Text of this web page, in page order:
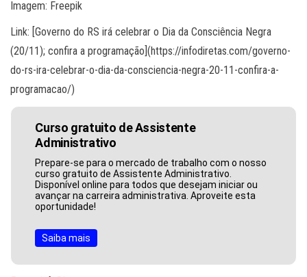
Imagem: Freepik
Link: [Governo do RS irá celebrar o Dia da Consciência Negra
(20/11); confira a programação](https://infodiretas.com/governo-
do-rs-ira-celebrar-o-dia-da-consciencia-negra-20-11-confira-a-
programacao/)
Curso gratuito de Assistente
Administrativo
Prepare-se para o mercado de trabalho com o nosso
curso gratuito de Assistente Administrativo.
Disponível online para todos que desejam iniciar ou
avançar na carreira administrativa. Aproveite esta
oportunidade!
Saiba mais